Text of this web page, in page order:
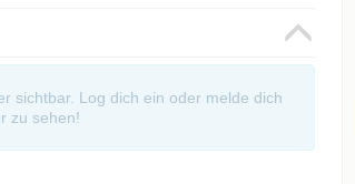
sichtbar. Log dich ein oder melde dich
zu sehen!